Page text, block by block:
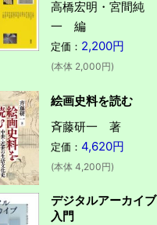
高橋宏明・宮間純
一 編
定価： 2,200円
(本体 2,000円)
絵画史料を読む
斉藤研一 著
定価： 4,620円
(本体 4,200円)
デジタルアーカイブ
入門